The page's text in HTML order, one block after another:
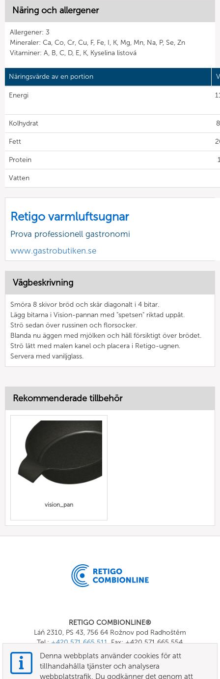
Näring och allergener
Allergener: 3
Mineraler: Ca, Co, Cr, Cu, F, Fe, I, K, Mg, Mn, Na, P, Se, Zn
Vitaminer: A, B, C, D, E, K, Kyselina listová
Näringsvärde av en portion
Energi
Kolhydrat
Fett
Protein
Vatten
Retigo varmluftsugnar
Prova professionell gastronomi
www.gastrobutiken.se
Vägbeskrivning
Smöra 8 skivor bröd och skär diagonalt i 4 bitar.
Lägg bitarna i Vision-pannan med "spetsen" riktad uppåt.
Strö sedan över russinen och florsocker.
Blanda nu äggen med mjölken och häll försiktigt över brödet.
Strö lätt med malen kanel och placera i Retigo-ugnen.
Servera med vaniljglass.
Rekommenderade tillbehör
vision_pan
RETIGO COMBIONLINE®
Láň 2310, PS 43, 756 64 Rožnov pod Radhoštěm
Tel.:+420 571 665 511, Fax: +420 571 665 554
E-mail:
info@combionline.com
Denna webbplats använder cookies för att
tillhandahålla tjänster och analysera
webbplatstrafik. Du godkänner det genom att